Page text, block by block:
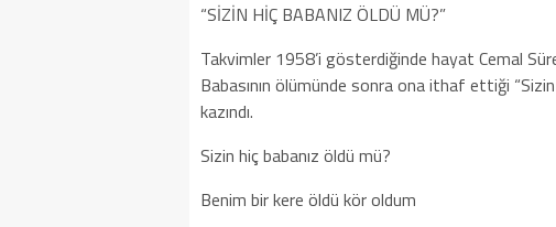
“SİZİN HİÇ BABANIZ ÖLDÜ MÜ?”
Takvimler 1958’i gösterdiğinde hayat Cemal
Babasının ölümünde sonra ona ithaf ettiği
kazındı.
Sizin hiç babanız öldü mü?
Benim bir kere öldü kör oldum